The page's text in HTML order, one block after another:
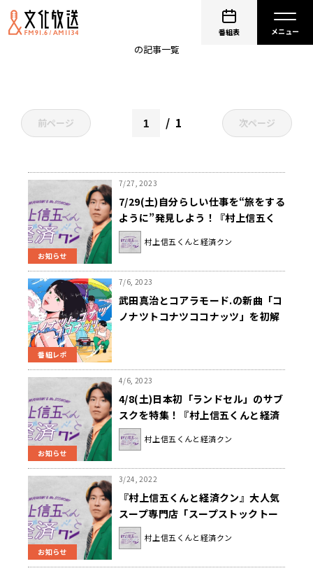
番組表
の記事一覧
前ページ 1 次ページ
お知らせ
7/27, 2023
7/29(土)自分らしい仕事を“旅をする
ように”発見しよう！『村上信五く
んと経済クン』
村上信五くんと経済クン
番組レポ
7/6, 2023
武田真治とコアラモード.の新曲「コ
ノナツトコナツココナッツ」を初解
お知らせ
4/6, 2023
4/8(土)日本初「ランドセル」のサブ
スクを特集！『村上信五くんと経済
クン』
村上信五くんと経済クン
お知らせ
3/24, 2022
『村上信五くんと経済クン』大人気
スープ専門店「スープストックトー
キョー」創業のきっかけとは？
村上信五くんと経済クン